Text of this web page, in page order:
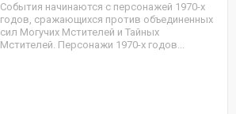
События начинаются с персонажей 1970-х
годов, сражающихся против объединенных
сил Могучих Мстителей и Тайных
Мстителей. Персонажи 1970-х годов...